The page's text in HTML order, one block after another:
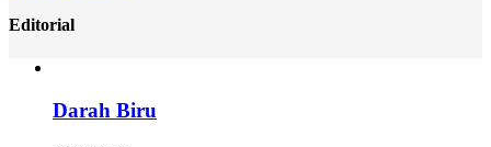
Editorial
Darah Biru